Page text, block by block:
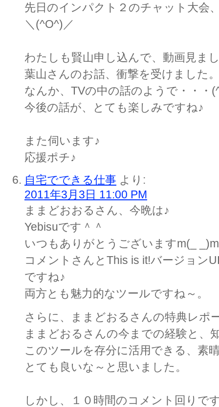
先日のインパクト２のチャット大会
＼(^O^)／
わたしも賢山申し込んで、動画見ま
葉山さんのお話、衝撃を受けました
なんか、TVの中の話のようで・・・
今後の話が、とても楽しみですね♪
また伺います♪
応援ポチ♪
自宅でできる仕事 より:
2011年3月3日 11:00 PM
ままどおおるさん、今晩は♪
Yebisuです＾＾
いつもありがとうございますm(_ _)m
コメントさんとThis is it!バージョン
ですね♪
両方とも魅力的なツールですね～。
さらに、ままどおるさんの特典レポ
ままどおるさんの今までの経験と、
このツールを存分に活用できる、素
とても良いな～と思いました。
しかし、１０時間のコメント回りで